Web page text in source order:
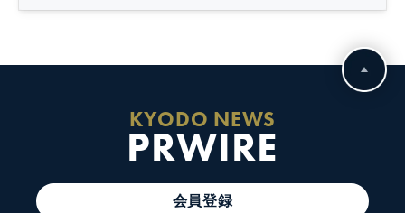
KYODO NEWS
PRWIRE
会員登録